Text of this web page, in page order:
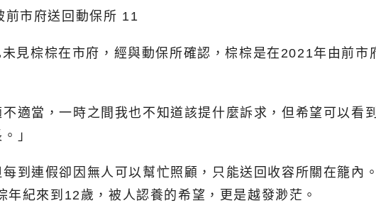
見棕棕在市府，經與動保所確認，棕棕是在2021年由前市
適當，一時之間我也不知道該提什麼訴求，但希望可以看
」
到連假卻因無人可以幫忙照顧，只能送回收容所關在籠內
紀來到12歲，被人認養的希望，更是越發渺茫。